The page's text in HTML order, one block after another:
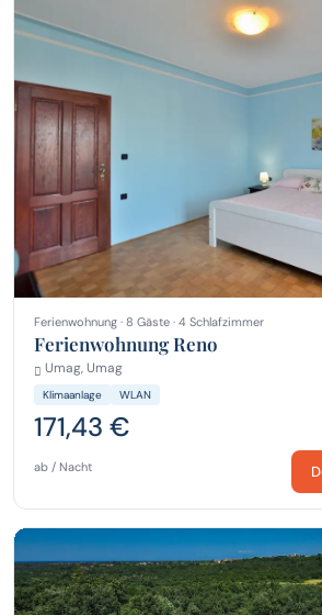
Ferienwohnung · 8 Gäste · 4 Schlafzimmer
Ferienwohnung Reno
Umag, Umag
Klimaanlage WLAN
171,43 €
ab / Nacht